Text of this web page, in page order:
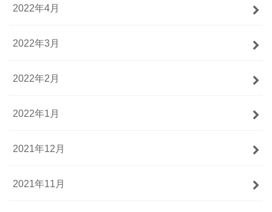
2022年4月
2022年3月
2022年2月
2022年1月
2021年12月
2021年11月